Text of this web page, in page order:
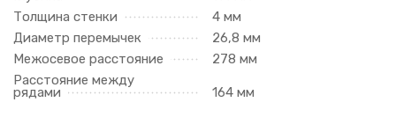
Толщина стенки
4 мм
Диаметр перемычек
26,8 мм
Межосевое расстояние
278 мм
Расстояние между
рядами 164 мм